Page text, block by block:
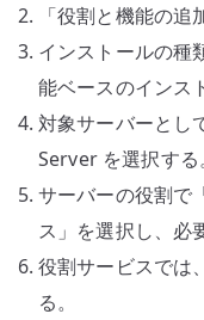
「役割と機能の追
インストールの種
能ベースのインス
対象サーバーとし
Server を選択する
サーバーの役割
ス」を選択し、必
役割サービスでは
る。